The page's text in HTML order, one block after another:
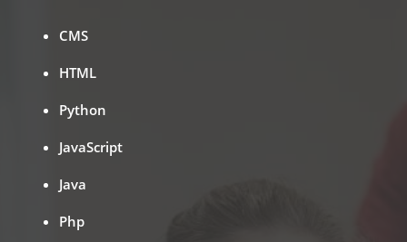
CMS
HTML
Python
JavaScript
Java
Php